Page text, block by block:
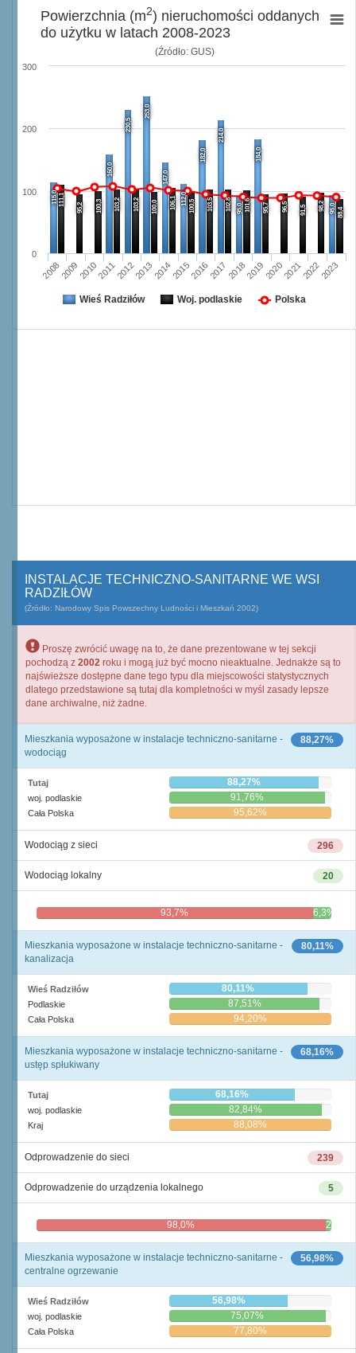
(Źródło: GUS)
115,0
160,0
230,5
253,0
147,0
112,0
182,0
214,0
95,0
184,0
95,0
111,1
95,2 100,3 103,2 103,2 100,0 106,1 100,5 103,5 102,8 101,6 95,7 96,5 91,5 98,2
88,4
2008200920102011201220132014201520162017201820192020202120222023
0
100
200
300
Powierzchnia (m2) nieruchomości oddanych
do użytku w latach 2008-2023
Wieś Radziłów Woj. podlaskie Polska
INSTALACJE TECHNICZNO-SANITARNE WE WSI
RADZIŁÓW
(Źródło: Narodowy Spis Powszechny Ludności i Mieszkań 2002)
Proszę zwrócić uwagę na to, że dane prezentowane w tej sekcji
pochodzą z 2002 roku i mogą już być mocno nieaktualne. Jednakże są to
najświeższe dostępne dane tego typu dla miejscowości statystycznych
dlatego przedstawione są tutaj dla kompletności w myśl zasady lepsze
dane archiwalne, niż żadne.
88,27%
Mieszkania wyposażone w instalacje techniczno-sanitarne -
wodociąg
Tutaj 88,27%
woj. podlaskie 91,76%
Cała Polska 95,62%
296
Wodociąg z sieci
20
Wodociąg lokalny
93,7% 6,3%
80,11%
Mieszkania wyposażone w instalacje techniczno-sanitarne -
kanalizacja
Wieś Radziłów 80,11%
Podlaskie 87,51%
Cała Polska 94,20%
68,16%
Mieszkania wyposażone w instalacje techniczno-sanitarne -
ustęp spłukiwany
Tutaj 68,16%
woj. podlaskie 82,84%
Kraj 88,08%
239
Odprowadzenie do sieci
5
Odprowadzenie do urządzenia lokalnego
98,0% 2,0%
56,98%
Mieszkania wyposażone w instalacje techniczno-sanitarne -
centralne ogrzewanie
Wieś Radziłów 56,98%
woj. podlaskie 75,07%
Cała Polska 77,80%